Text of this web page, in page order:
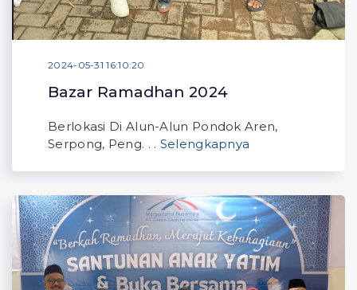
2024-05-31 16:10:20
Bazar Ramadhan 2024
Berlokasi Di Alun-Alun Pondok Aren,
Serpong, Peng. . . Selengkapnya